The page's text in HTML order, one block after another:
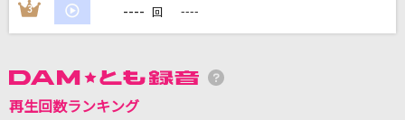
いよわ feat.足立レイ
DAMの新曲・ランキングなど
3 ---- 回 ----
再生回数ランキング